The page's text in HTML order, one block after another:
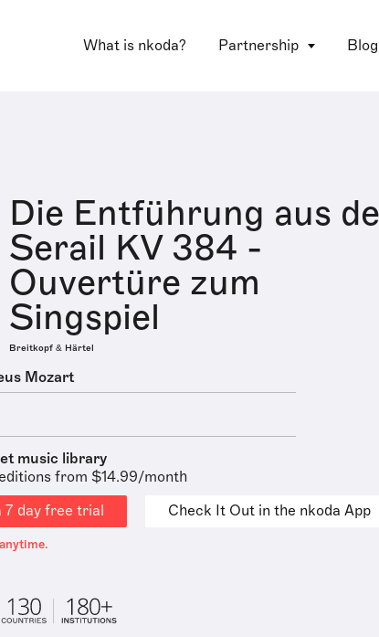
What is nkoda? Partnership Blog
Die Entführung aus
Serail KV 384 -
Ouvertüre zum
Singspiel
Breitkopf & Härtel
Mozart
music library
from $14.99/month
7 day free trial
Check It Out in the nkoda App